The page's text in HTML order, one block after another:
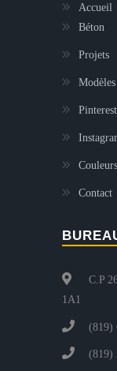
Accueil
Béton
Projets
Modèles
Pinterest
Couleurs
Contact
C.P
1A1
(819)
(819)